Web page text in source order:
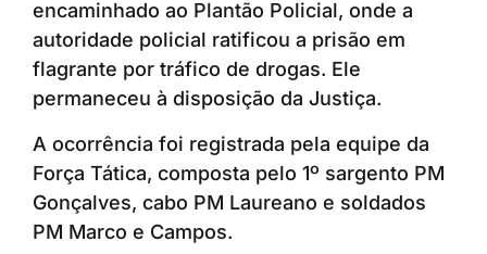
encaminhado ao Plantão Policial, onde a
autoridade policial ratificou a prisão em
flagrante por tráfico de drogas. Ele
permaneceu à disposição da Justiça.
A ocorrência foi registrada pela equipe da
Força Tática, composta pelo 1º sargento PM
Gonçalves, cabo PM Laureano e soldados
PM Marco e Campos.